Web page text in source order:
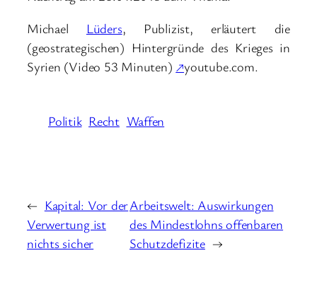
Michael Lüders, Publizist, erläutert die
(geostrategischen) Hintergründe des Krieges in
Syrien (Video 53 Minuten) ↗youtube.com.
Politik Recht Waffen
← Kapital: Vor der
Verwertung ist
nichts sicher
Arbeitswelt: Auswirkungen
des Mindestlohns offenbaren
Schutzdefizite →